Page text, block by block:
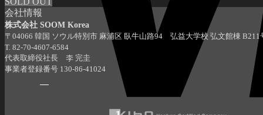
会社情報
株式会社 SOOM Korea
〒04066 韓国 ソウル特別市 麻浦区 臥牛山路94 弘益大学校 弘文館棟 B211
T. 82-70-4607-6584
代表取締役社長 李 完圭
事業者登録番号 130-86-41024